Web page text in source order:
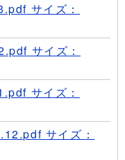
サイズ：
サイズ：
サイズ：
サイズ：